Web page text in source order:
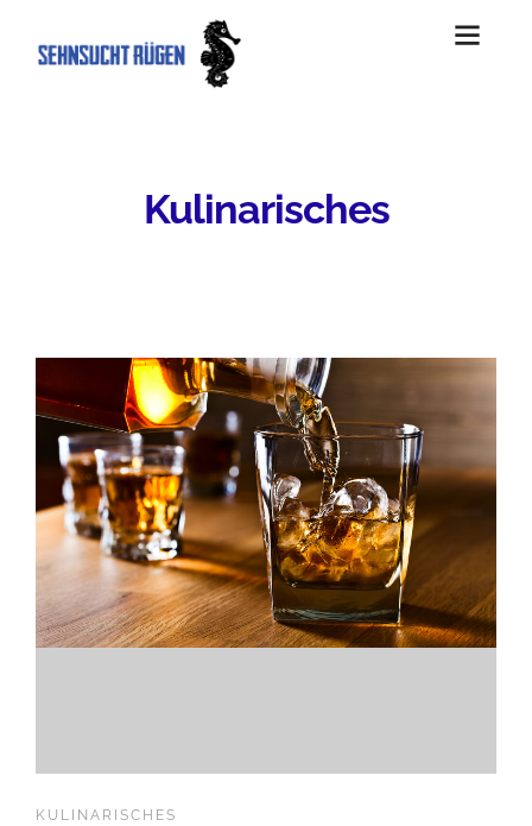
Kulinarisches
KULINARISCHES